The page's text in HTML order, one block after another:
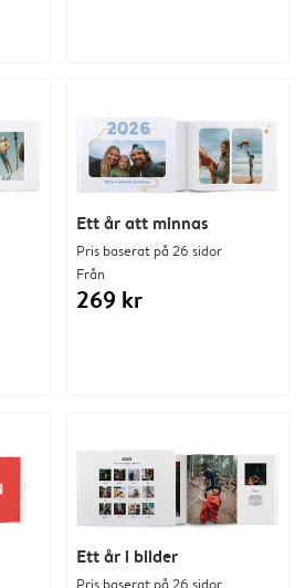
Ett år i bilder
Pris baserat på 26 sidor
Ett år att minnas
Pris baserat på 26 sidor
Från
269 kr